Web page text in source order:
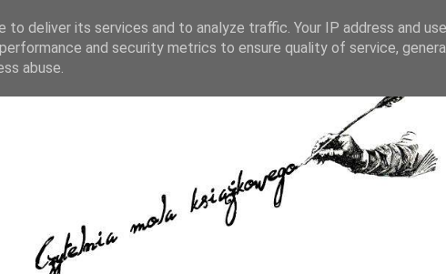
O STRONIE KONTAKT CZYTELNIA PO GODZINACH
to deliver its services and to analyze traffic. Your IP address and
and security metrics to ensure quality of service,
abuse.